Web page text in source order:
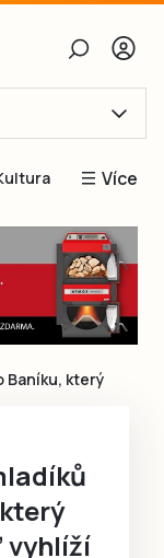
heslo
Více
Blogy
Inspirace
Čtenáři píší
Speciální přílohy
Baníku, který
vyhlíží